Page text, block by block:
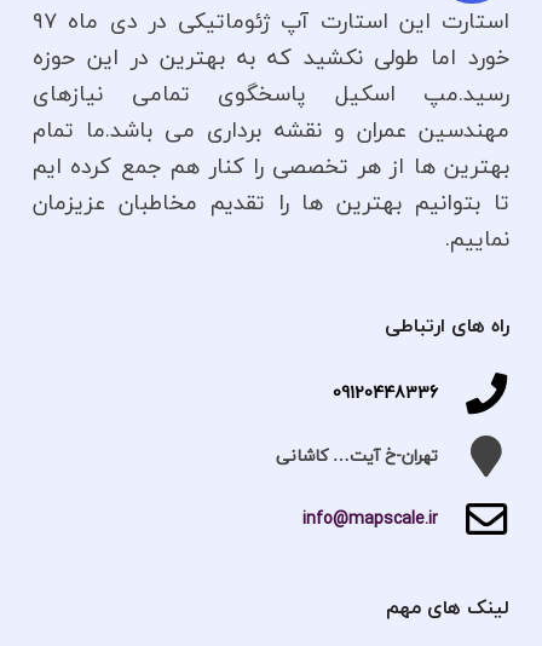
استارت این استارت آپ ژئوماتیکی در دی ماه ۹۷
خورد اما طولی نکشید که به بهترین در این حوزه
رسید.مپ اسکیل پاسخگوی تمامی نیازهای
مهندسین عمران و نقشه برداری می باشد.ما تمام
بهترین ها از هر تخصصی را کنار هم جمع کرده ایم
تا بتوانیم بهترین ها را تقدیم مخاطبان عزیزمان
نماییم.
راه های ارتباطی
09120448336
تهران-خ آیت… کاشانی
info@mapscale.ir
لینک های مهم